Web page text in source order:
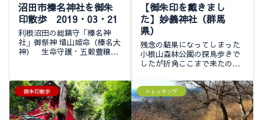
沼田市榛名神社を御朱
印散歩 2019・03・21
利根沼田の総鎮守「榛名神
社」御祭神 埴山姫命（榛名大
神） 生命守護・五穀豊穣倭
神） 学問守護・災難厄除
建御名方命（諏訪大神）
産業守護・健康長寿...
【御朱印を戴きまし
た】妙義神社（群馬
県）
残念の結果になってしまった
小根山森林公園の探鳥歩きで
したが折角ここまで来たのな
寄らない手は無いので参拝し
てきました以前妙義山の中間
道コースや観光で来た時とは
違い沢山の発見が有...
御朱印散歩 トレッキング